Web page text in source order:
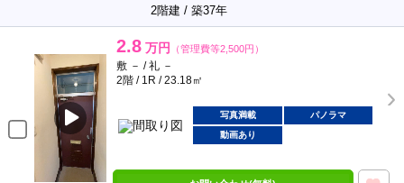
2階建 / 築37年
2.8 万円 （管理費等2,500円）
敷 － / 礼 －
2階 / 1R / 23.18㎡
写真満載
パノラマ
動画あり